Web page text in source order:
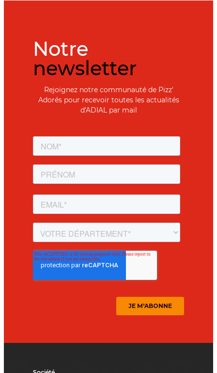
Notre
newsletter
Rejoignez notre communauté de Pizz'
Adorés pour recevoir toutes les actualités
d'ADIAL par mail